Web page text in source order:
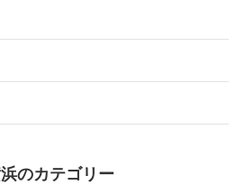
のカテゴリー